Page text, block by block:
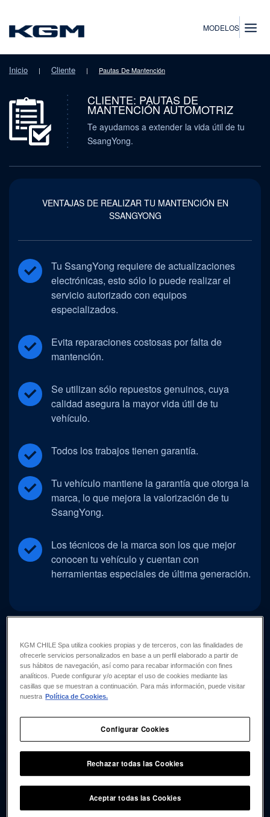
SsangYongMODELOS
Inicio | Cliente | Pautas De Mantención
CLIENTE: PAUTAS DE
MANTENCIÓN AUTOMOTRIZ
Te ayudamos a extender la vida útil de tu
SsangYong.
VENTAJAS DE REALIZAR TU MANTENCIÓN EN
SSANGYONG
Tu SsangYong requiere de actualizaciones
electrónicas, esto sólo lo puede realizar el
servicio autorizado con equipos
especializados.
Evita reparaciones costosas por falta de
mantención.
Se utilizan sólo repuestos genuinos, cuya
calidad asegura la mayor vida útil de tu
vehículo.
Todos los trabajos tienen garantía.
Tu vehículo mantiene la garantía que otorga la
marca, lo que mejora la valorización de tu
SsangYong.
Los técnicos de la marca son los que mejor
conocen tu vehículo y cuentan con
herramientas especiales de última generación.
KGM CHILE Spa utiliza cookies propias y de terceros, con las finalidades de
ofrecerle servicios personalizados en base a un perfil elaborado a partir de
sus hábitos de navegación, así como para recabar información con fines
analíticos. Puede configurar y/o aceptar el uso de cookies mediante las
casillas que se muestran a continuación. Para más información, puede visitar
nuestra Política de Cookies.
Configurar Cookies
Rechazar todas las Cookies
Aceptar todas las Cookies